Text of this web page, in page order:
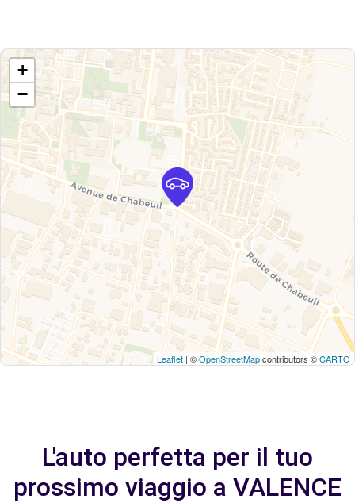
+
−
Leaflet | ©OpenStreetMapcontributors ©CARTO
L'auto perfetta per il tuo
prossimo viaggio a VALENCE